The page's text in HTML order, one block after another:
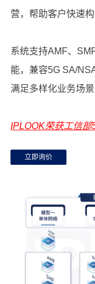
营，帮助客户快速构
系统支持AMF、
能，兼容5G SA/
满足多样化业务场
IPLOOK荣获工信
立即询价
种组网场景下融
UDM具备存量平
网，将用户平滑
SMSF的主要功
现传统短信在5G
转换。它接收并
及服务AMF信息
NAS信令